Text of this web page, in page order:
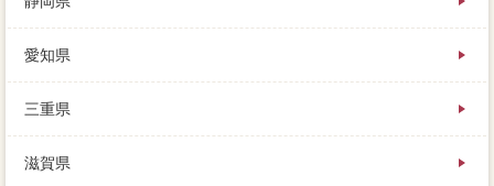
愛知県
三重県
滋賀県